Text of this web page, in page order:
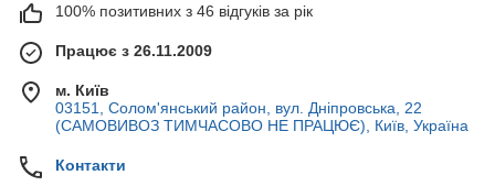
100% позитивних з 46 відгуків за рік
Працює з 26.11.2009
м. Київ
03151, Солом'янський район, вул. Дніпровська, 22
(САМОВИВОЗ ТИМЧАСОВО НЕ ПРАЦЮЄ), Київ, Україна
Контакти